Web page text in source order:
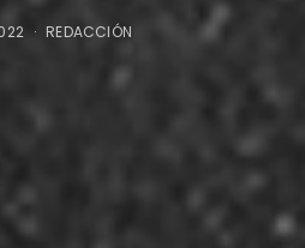
REDACCIÓN